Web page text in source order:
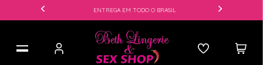
ENTREGA EM TODO O BRASIL